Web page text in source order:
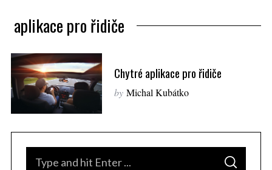
aplikace pro řidiče
Chytré aplikace pro řidiče
by Michal Kubátko
S